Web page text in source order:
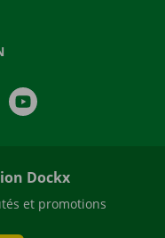
LinkedIn
Dockx
et promotions